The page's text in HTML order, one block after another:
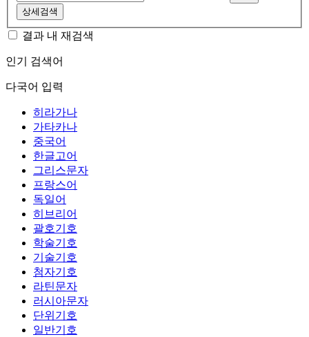
상세검색
결과 내 재검색
인기 검색어
다국어 입력
히라가나
가타카나
중국어
한글고어
그리스문자
프랑스어
독일어
히브리어
괄호기호
학술기호
기술기호
첨자기호
라틴문자
러시아문자
단위기호
일반기호